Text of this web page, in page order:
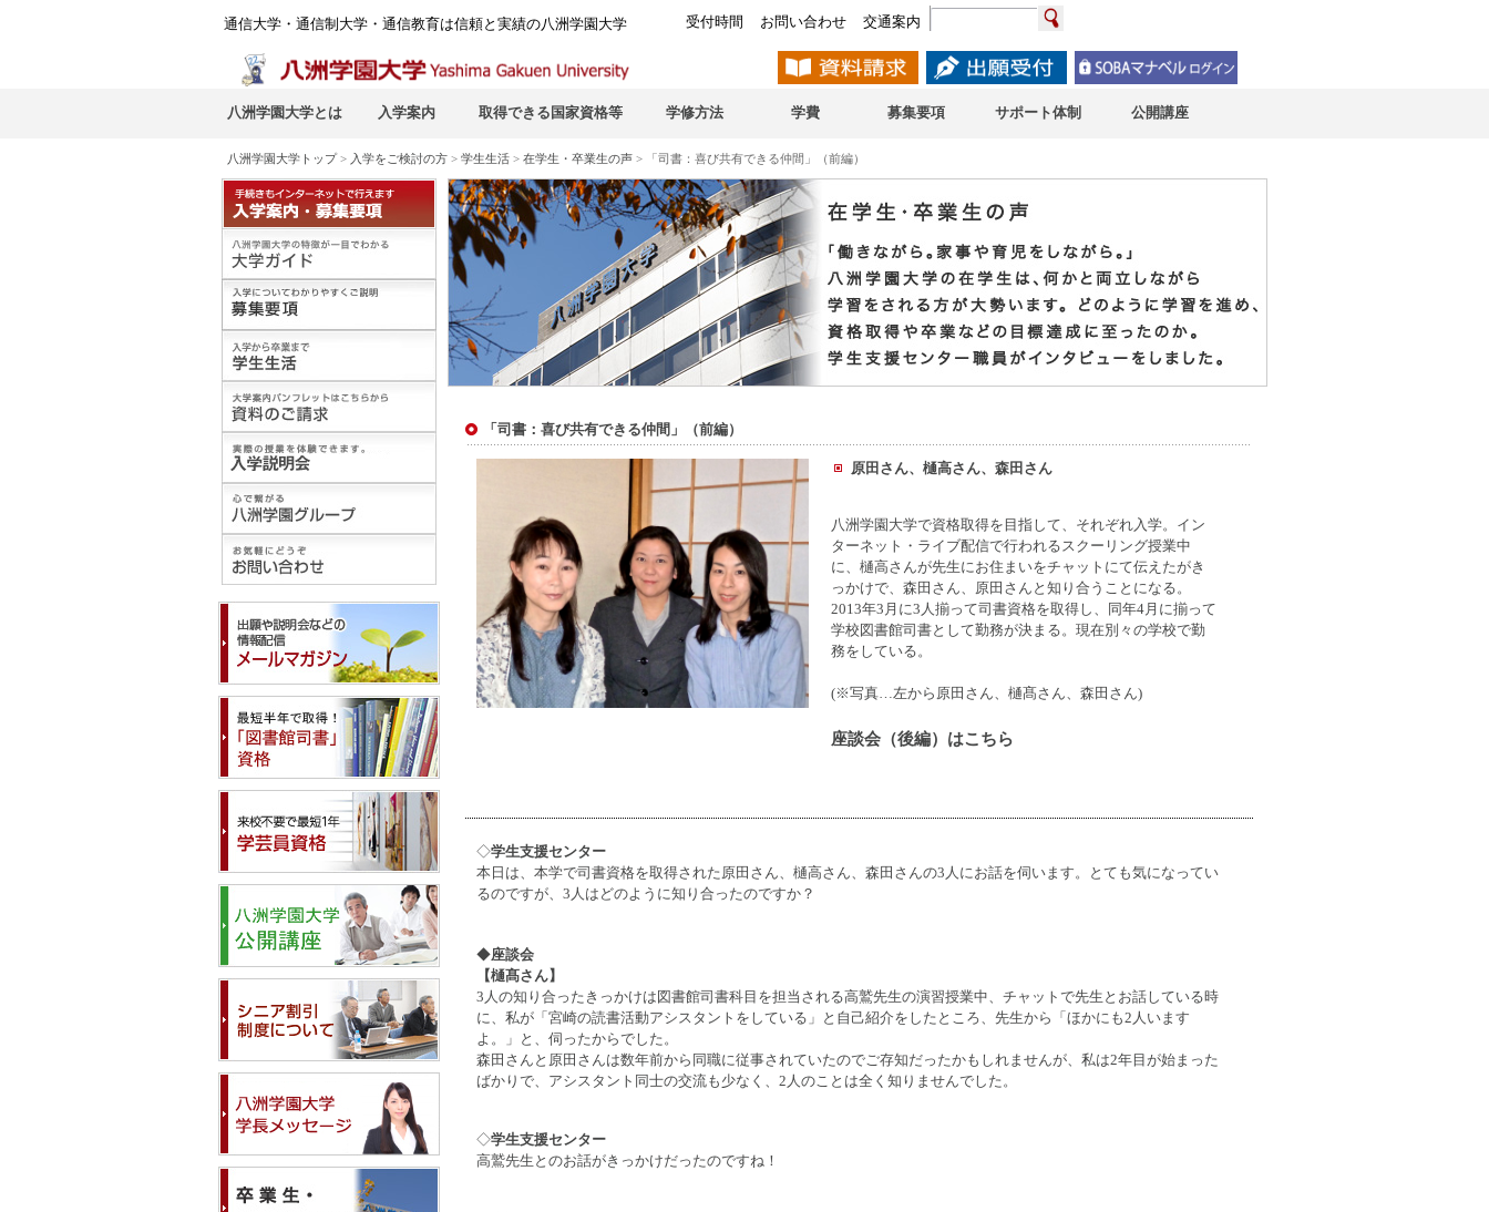
通信大学・通信制大学・通信教育は信頼と実績の八洲学園大学 受付時間 お問い合わせ 交通案内
八洲学園大学とは 入学案内 取得できる国家資格等 学修方法 学費 募集要項 サポート体制 公開講座
八洲学園大学トップ> 入学をご検討の方 > 学生生活 > 在学生・卒業生の声 > 「司書：喜び共有できる仲間」（前編）
「司書：喜び共有できる仲間」（前編）
原田さん、樋高さん、森田さん
八洲学園大学で資格取得を目指して、それぞれ入学。イン
ターネット・ライブ配信で行われるスクーリング授業中
に、樋高さんが先生にお住まいをチャットにて伝えたがき
っかけで、森田さん、原田さんと知り合うことになる。
2013年3月に3人揃って司書資格を取得し、同年4月に揃って
学校図書館司書として勤務が決まる。現在別々の学校で勤
務をしている。
(※写真…左から原田さん、樋髙さん、森田さん)
座談会（後編）はこちら
◇学生支援センター
本日は、本学で司書資格を取得された原田さん、樋高さん、森田さんの3人にお話を伺います。とても気になってい
るのですが、3人はどのように知り合ったのですか？
◆座談会
【樋髙さん】
3人の知り合ったきっかけは図書館司書科目を担当される高鷲先生の演習授業中、チャットで先生とお話している時
に、私が「宮崎の読書活動アシスタントをしている」と自己紹介をしたところ、先生から「ほかにも2人います
よ。」と、伺ったからでした。
森田さんと原田さんは数年前から同職に従事されていたのでご存知だったかもしれませんが、私は2年目が始まった
ばかりで、アシスタント同士の交流も少なく、2人のことは全く知りませんでした。
◇学生支援センター
高鷲先生とのお話がきっかけだったのですね！